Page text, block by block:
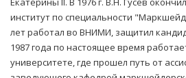
институт по специальности
лет работал во ВНИМИ, защитил
1987 года по настоящее время
университете, где прошел путь от